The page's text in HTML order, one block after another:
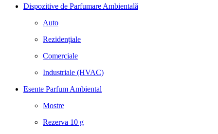
Dispozitive de Parfumare Ambientală
Auto
Rezidențiale
Comerciale
Industriale (HVAC)
Esente Parfum Ambiental
Mostre
Rezerva 10 g